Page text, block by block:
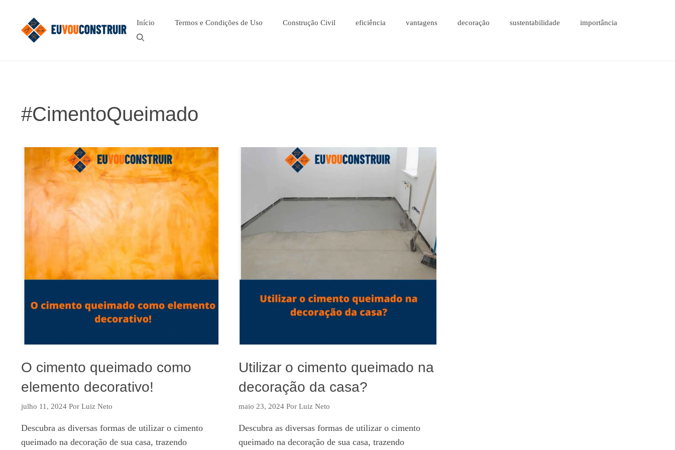
Início Termos e Condições de Uso Construção Civil eficiência vantagens decoração sustentabilidade importância
#CimentoQueimado
O cimento queimado como
elemento decorativo!
julho 11, 2024 Por Luiz Neto
Descubra as diversas formas de utilizar o cimento
queimado na decoração de sua casa, trazendo
Utilizar o cimento queimado na
decoração da casa?
maio 23, 2024 PorLuiz Neto
Descubra as diversas formas de utilizar o cimento
queimado na decoração de sua casa, trazendo